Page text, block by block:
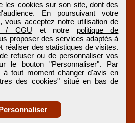
les cookies sur son site, dont des
En poursuivant votre
vous acceptez notre utilisation de
/ CGU et notre politique de
proposer des services adaptés à
réaliser des statistiques de visites.
refuser ou de personnaliser vos
le bouton "Personnaliser". Par
à tout moment changer d'avis en
des cookies" situé en bas de
Personnaliser